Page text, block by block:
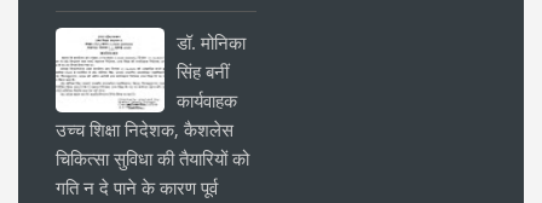
डॉ. मोनिका
सिंह बनीं
कार्यवाहक
उच्च शिक्षा निदेशक, कैशलेस
चिकित्सा सुविधा की तैयारियों को
गति न दे पाने के कारण पूर्व